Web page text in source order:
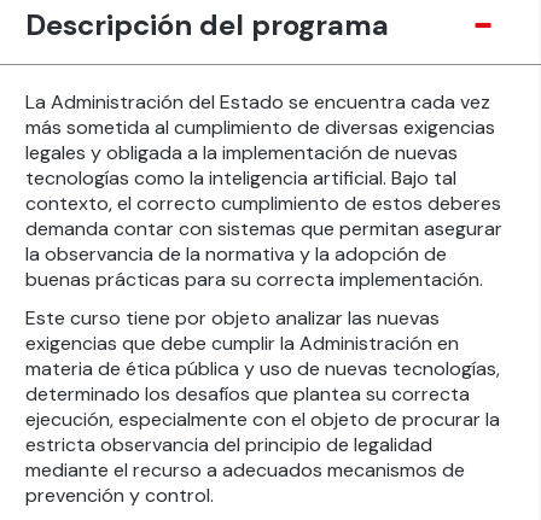
Descripción del programa
La Administración del Estado se encuentra cada vez
más sometida al cumplimiento de diversas exigencias
legales y obligada a la implementación de nuevas
tecnologías como la inteligencia artificial. Bajo tal
contexto, el correcto cumplimiento de estos deberes
demanda contar con sistemas que permitan asegurar
la observancia de la normativa y la adopción de
buenas prácticas para su correcta implementación.
Este curso tiene por objeto analizar las nuevas
exigencias que debe cumplir la Administración en
materia de ética pública y uso de nuevas tecnologías,
determinado los desafíos que plantea su correcta
ejecución, especialmente con el objeto de procurar la
estricta observancia del principio de legalidad
mediante el recurso a adecuados mecanismos de
prevención y control.